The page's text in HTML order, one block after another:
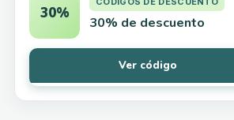
30%
30% de descuento
Ver código